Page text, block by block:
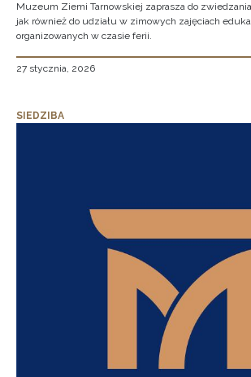
Muzeum Ziemi Tarnowskiej zaprasza do
jak również do udziału w zimowych zajęciach
organizowanych w czasie ferii.
27 stycznia, 2026
SIEDZIBA